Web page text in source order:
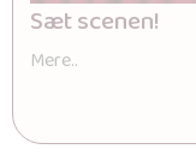
Sæt scenen!
Mere..